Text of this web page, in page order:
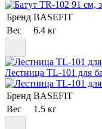
Бренд BASEFIT
Вес
6.4 кг
Лестница TL-101 для
Бренд BASEFIT
Вес
1.5 кг